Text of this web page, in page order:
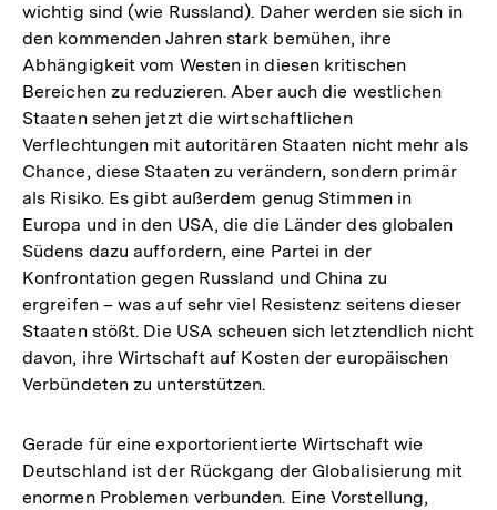
wichtig sind (wie Russland). Daher werden sie sich in
den kommenden Jahren stark bemühen, ihre
Abhängigkeit vom Westen in diesen kritischen
Bereichen zu reduzieren. Aber auch die westlichen
Staaten sehen jetzt die wirtschaftlichen
Verflechtungen mit autoritären Staaten nicht mehr als
Chance, diese Staaten zu verändern, sondern primär
als Risiko. Es gibt außerdem genug Stimmen in
Europa und in den USA, die die Länder des globalen
Südens dazu auffordern, eine Partei in der
Konfrontation gegen Russland und China zu
ergreifen – was auf sehr viel Resistenz seitens dieser
Staaten stößt. Die USA scheuen sich letztendlich nicht
davon, ihre Wirtschaft auf Kosten der europäischen
Verbündeten zu unterstützen.
Gerade für eine exportorientierte Wirtschaft wie
Deutschland ist der Rückgang der Globalisierung mit
enormen Problemen verbunden. Eine Vorstellung,